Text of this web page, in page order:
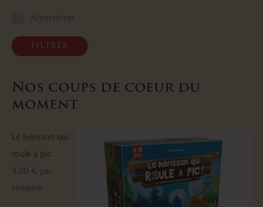
Accessoires
filtrer
Nos coups de coeur du
moment
Le hérisson qui
roule à pic
3,00 € par
semaine